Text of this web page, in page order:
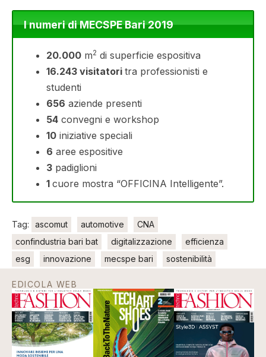
I numeri di MECSPE Bari 2019
20.000 m2 di superficie espositiva
16.243 visitatori tra professionisti e
studenti
656 aziende presenti
54 convegni e workshop
10 iniziative speciali
6 aree espositive
3 padiglioni
1 cuore mostra “OFFICINA Intelligente”.
Tag: ascomut automotive
CNA
confindustria bari bat
digitalizzazione
efficienza
esg
innovazione mecspe bari sostenibilità
EDICOLA WEB